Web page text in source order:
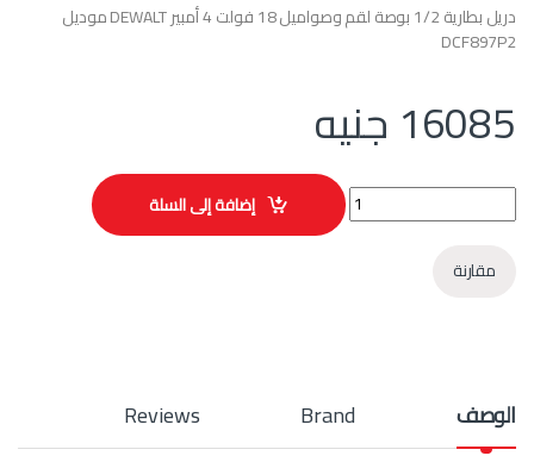
دريل بطارية 1/2 بوصة لقم وصواميل 18 فولت 4 أمبير DEWALT موديل
DCF897P2
16085 جنيه
دريل بطارية 1/2 بوصة لقم وصواميل 18 فولت 4 أمبير DEWALT موديل DCF897P2 quantity إضافة إلى السلة
مقارنة
الوصف Brand
Reviews